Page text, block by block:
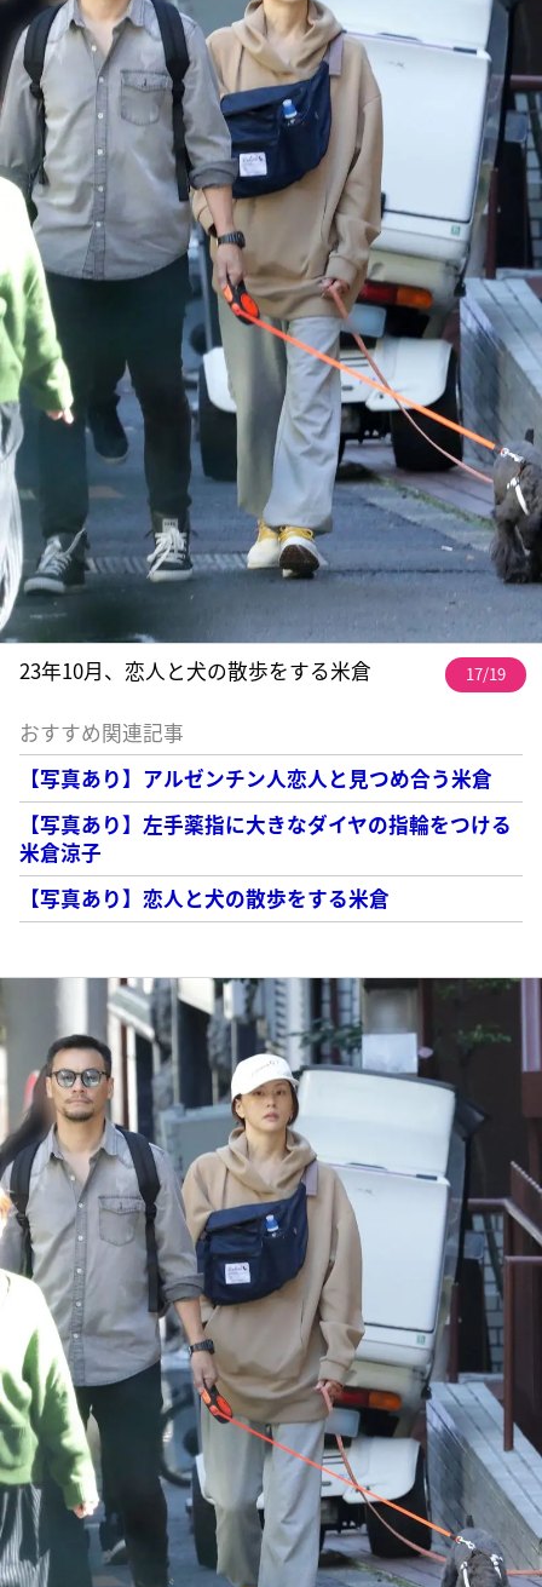
23年10月、恋人と犬の散歩をする米倉 17/19
おすすめ関連記事
【写真あり】アルゼンチン人恋人と見つめ合う米倉
【写真あり】左手薬指に大きなダイヤの指輪をつける
米倉涼子
【写真あり】恋人と犬の散歩をする米倉